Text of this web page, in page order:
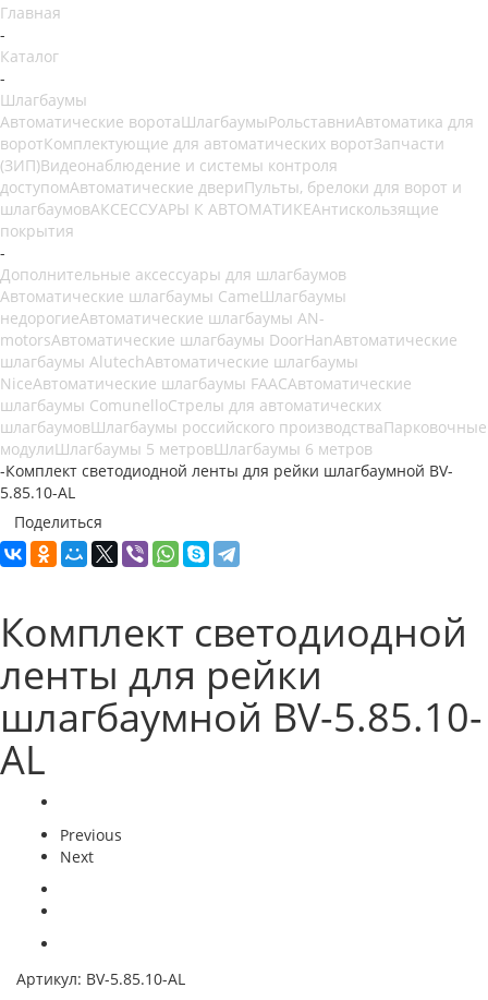
Главная
-
Каталог
-
Шлагбаумы
Автоматические воротаШлагбаумыРольставниАвтоматика для
воротКомплектующие для автоматических воротЗапчасти
(ЗИП)Видеонаблюдение и системы контроля
доступомАвтоматические двериПульты, брелоки для ворот и
шлагбаумовАКСЕССУАРЫ К АВТОМАТИКЕАнтискользящие
покрытия
-
Дополнительные аксессуары для шлагбаумов
Автоматические шлагбаумы CameШлагбаумы
недорогиеАвтоматические шлагбаумы AN-
motorsАвтоматические шлагбаумы DoorHanАвтоматические
шлагбаумы AlutechАвтоматические шлагбаумы
NiceАвтоматические шлагбаумы FAACАвтоматические
шлагбаумы ComunelloСтрелы для автоматических
шлагбаумовШлагбаумы российского производстваПарковочные
модулиШлагбаумы 5 метровШлагбаумы 6 метров
-Комплект светодиодной ленты для рейки шлагбаумной BV-
5.85.10-AL
Поделиться
Комплект светодиодной
ленты для рейки
шлагбаумной BV-5.85.10-
AL
Previous
Next
Артикул: BV-5.85.10-AL